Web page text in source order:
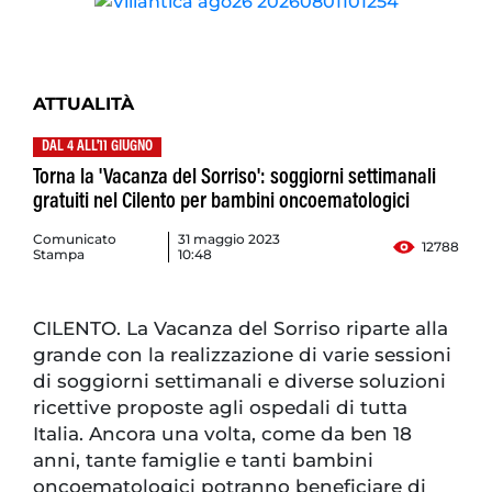
ATTUALITÀ
DAL 4 ALL'11 GIUGNO
Torna la 'Vacanza del Sorriso': soggiorni settimanali
gratuiti nel Cilento per bambini oncoematologici
Comunicato
Stampa
31 maggio 2023
10:48
12788
CILENTO. La Vacanza del Sorriso riparte alla
grande con la realizzazione di varie sessioni
di soggiorni settimanali e diverse soluzioni
ricettive proposte agli ospedali di tutta
Italia. Ancora una volta, come da ben 18
anni, tante famiglie e tanti bambini
oncoematologici potranno beneficiare di